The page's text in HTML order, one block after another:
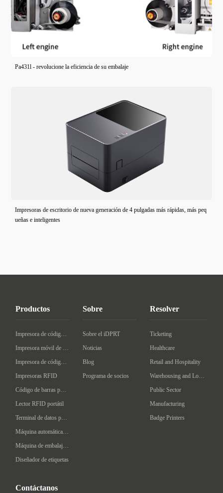
Pa431l - revolucione la eficiencia de su embalaje
Impresoras de escritorio de nueva generación de 4 pulgadas más rápidas, más peq
ueñas e inteligentes
Productos
Impresora de código de barras de escritorio
Impresora móvil de código de barras
Impresora de código de barras Industrial
Impresoras RFID
Código de barras portátil
Lector RFID portátil
Terminal de datos portátil
Máquina automática de etiquetado
Máquina de embalaje inteligente
Diseñador de etiquetas
Sobre
Sobre el iDPRT
Noticias
Blog
Programa de socios
Resolver
Ticketing
Healthcare
Retail and Hospitality
Warehousing and Logistics
Public Sector
Manufacturing
Badge Printers
Contáctanos